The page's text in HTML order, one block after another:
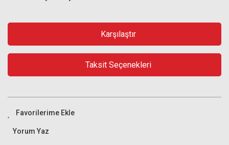
Karşılaştır
Taksit Seçenekleri
Yorum Yaz